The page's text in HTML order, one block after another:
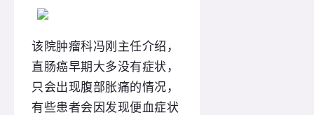
该院肿瘤科冯刚主任介绍，
直肠癌早期大多没有症状，
只会出现腹部胀痛的情况，
有些患者会因发现便血症状